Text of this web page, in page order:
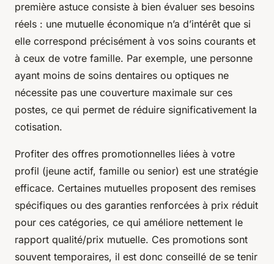
première astuce consiste à bien évaluer ses besoins
réels : une mutuelle économique n’a d’intérêt que si
elle correspond précisément à vos soins courants et
à ceux de votre famille. Par exemple, une personne
ayant moins de soins dentaires ou optiques ne
nécessite pas une couverture maximale sur ces
postes, ce qui permet de réduire significativement la
cotisation.
Profiter des offres promotionnelles liées à votre
profil (jeune actif, famille ou senior) est une stratégie
efficace. Certaines mutuelles proposent des remises
spécifiques ou des garanties renforcées à prix réduit
pour ces catégories, ce qui améliore nettement le
rapport qualité/prix mutuelle. Ces promotions sont
souvent temporaires, il est donc conseillé de se tenir